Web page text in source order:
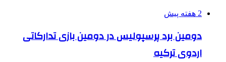
2 هفته پیش
دومین برد پرسپولیس در دومین بازی تدارکاتی
اردوی ترکیه